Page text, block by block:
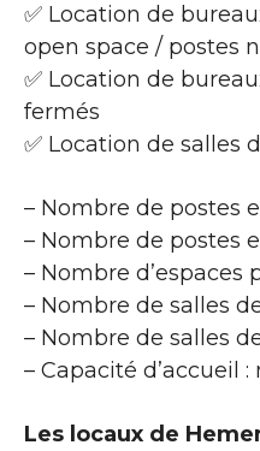
✅ Location de
open space / postes
✅ Location de
fermés
✅ Location de salles
– Nombre de postes
– Nombre de postes
– Nombre d’espaces
– Nombre de salles
– Nombre de salles
– Capacité d’accueil
Les locaux de